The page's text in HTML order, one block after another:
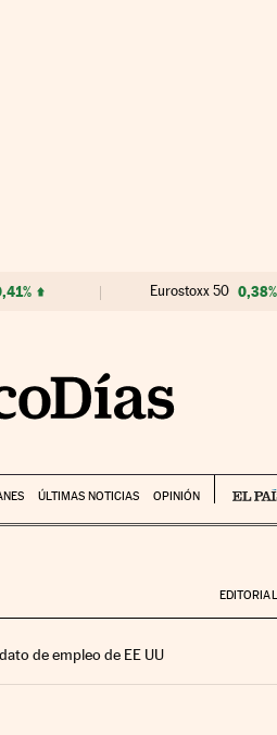
Eurostoxx 50 0,38%
ÚLTIMAS NOTICIAS OPINIÓN
de empleo de EE UU